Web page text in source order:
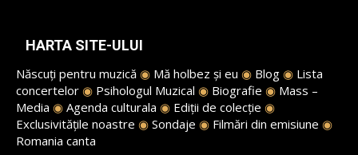
HARTA SITE-ULUI
Născuți pentru muzică ◉ Mă holbez și eu ◉ Blog ◉ Lista
concertelor ◉ Psihologul Muzical ◉ Biografie ◉ Mass –
Media ◉ Agenda culturala ◉ Ediții de colecție ◉
Exclusivitățile noastre ◉ Sondaje ◉ Filmări din emisiune ◉
Romania canta